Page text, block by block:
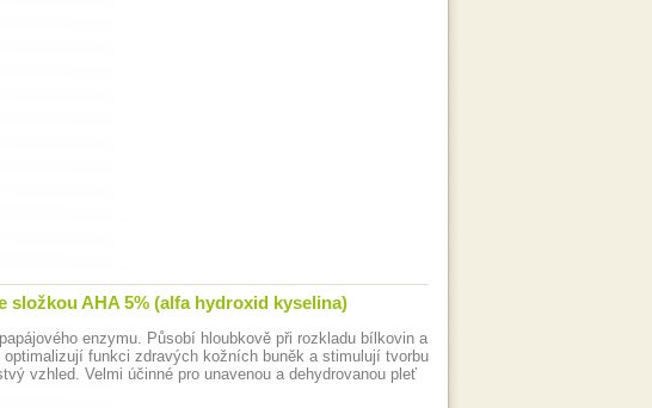
složkou AHA 5% (alfa hydroxid kyselina)
enzymu. Působí hloubkově při rozkladu bílkovin a
funkci zdravých kožních buněk a stimulují tvorbu
vzhled. Velmi účinné pro unavenou a dehydrovanou pleť